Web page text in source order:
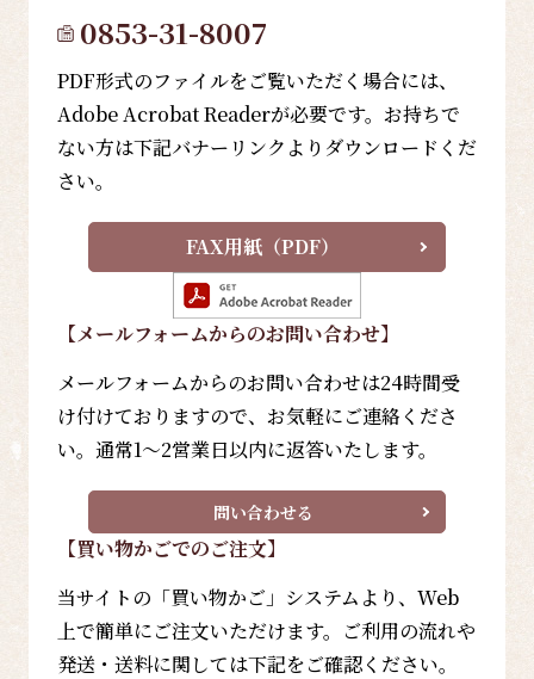
0853-31-8007
PDF形式のファイルをご覧いただく場合には、
Adobe Acrobat Readerが必要です。お持ちで
ない方は下記バナーリンクよりダウンロードくだ
さい。
FAX用紙（PDF）
【メールフォームからのお問い合わせ】
メールフォームからのお問い合わせは24時間受
け付けておりますので、お気軽にご連絡くださ
い。通常1～2営業日以内に返答いたします。
問い合わせる
【買い物かごでのご注文】
当サイトの「買い物かご」システムより、Web
上で簡単にご注文いただけます。ご利用の流れや
発送・送料に関しては下記をご確認ください。